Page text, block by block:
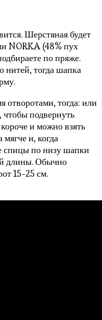
Шерстяная будет
NORKA (48% пух
по пряже.
нитей, тогда шапка
отворотами, тогда: или
чтобы подвернуть
и можно взять
и, когда
спицы по низу шапки
длины. Обычно
15-25 см.